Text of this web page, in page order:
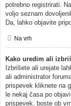
potrebno registrirati.
voljo seznam
Da, lahko objavite
Na vrh
Kako uredim ali
Izbrišete ali urejate
ali administrator
prispevek kliknete na
le nekaj časa po
prispevek, boste ob